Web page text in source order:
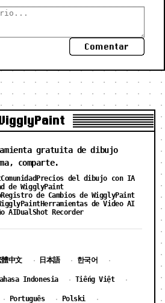
Comentar
gratuita de dibujo
comparte.
Comunidad Precios del dibujo con IA
de WigglyPaint
Registro de Cambios de WigglyPaint
Herramientas de Video AI
AIDualShot Recorder
體中文 · 日本語 · 한국어 ·
Indonesia · Tiếng Việt ·
· Português · Polski ·